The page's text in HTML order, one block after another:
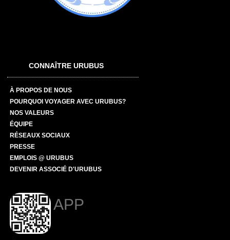
CONNAÎTRE URUBUS
À PROPOS DE NOUS
POURQUOI VOYAGER AVEC URUBUS?
NOS VALEURS
ÉQUIPE
RÉSEAUX SOCIAUX
PRESSE
EMPLOIS @ URUBUS
DEVENIR ASSOCIÉ D'URUBUS
APP